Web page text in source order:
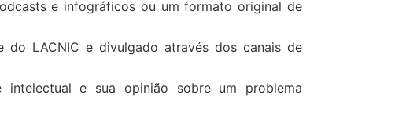
e infográficos ou um formato original de
do LACNIC e divulgado através dos canais de
intelectual e sua opinião sobre um problema